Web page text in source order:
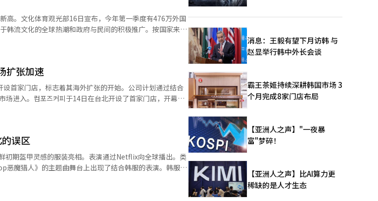
高。文化体育观光部16日宣布，今年第一季度有476万外国
韩流文化的全球热潮和政府与民间的积极推广。按国家来
94万（增长20.2%），台湾游客为54万（增长37.7%）。
域访问率为34.5%，同比上升3.2个百分点。外国游客的信
为90.8分。为了继续推动访韩旅游增长，文体部正在积极
）、日本（大阪、东京、福冈）举办了“K-旅游路演”。文
便利性也大幅提升。从3月起，与法务部合作，扩大对中
并将自动出入境审查适用国家从18个增加到42个。本月
韩国已成为全球游客的热门目的地。我们将继续落实2月
转型，区域旅游大跃进’战略，增强旅游竞争力。”他还指
以及国际局势不稳定导致海外旅行心理萎缩等意外情况，
智能（AI）系统翻译与编辑。
扩张加速
首家门店，标志着其海外扩张的开始。公司计划通过结合
进入。컴포즈커피于14日在台北开设了首家门店，开幕仪
Tan Caktiong和Milksha代表Peter Huang出席。此次开业
与台湾知名奶茶品牌Milksha签署了主特许经营协议，利用
策略上，컴포즈커피引入了韩国风味饮品和甜点，以吸引
起加速特许经营业务，年内在主要商业区开设10家门店，
的特许经营模式。近年来，韩国咖啡连锁品牌纷纷将目光
。컴포즈커피在韩国迅速扩展，成为低价咖啡市场的主要参
误区
初期盔甲灵感的服装亮相。表演通过Netflix向全球播出。类
魔猎人》的主题曲舞台上出现了结合韩服的表演。韩服在
动韩服全球化的韩文化振兴协会会长郑萨穆尔提出了不
消息：王毅有望下月访韩 与
赵显举行韩中外长会谈
霸王茶姬持续深耕韩国市场 3
个月完成8家门店布局
【亚洲人之声】"一夜暴
富"梦碎！
【亚洲人之声】比AI算力更
稀缺的是人才生态